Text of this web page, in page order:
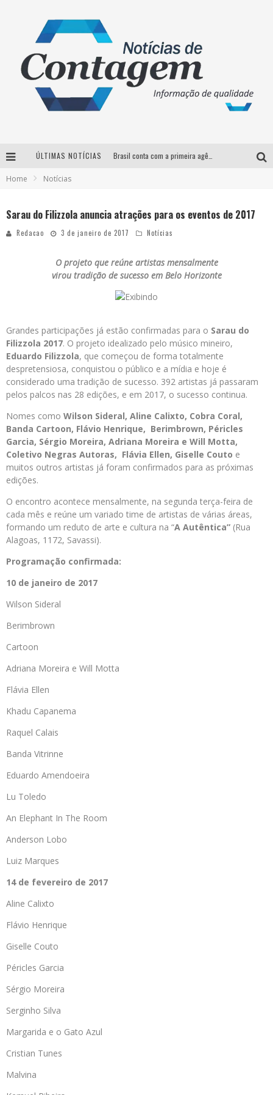
ÚLTIMAS NOTÍCIAS
Home Notícias
Sarau do Filizzola anuncia atrações para os eventos de 2017
Redacao 3 de janeiro de 2017 Notícias
O projeto que reúne artistas mensalmente
virou tradição de sucesso em Belo Horizonte
Grandes participações já estão confirmadas para o Sarau do
Filizzola 2017. O projeto idealizado pelo músico mineiro,
Eduardo Filizzola, que começou de forma totalmente
despretensiosa, conquistou o público e a mídia e hoje é
considerado uma tradição de sucesso. 392 artistas já passaram
pelos palcos nas 28 edições, e em 2017, o sucesso continua.
Nomes como Wilson Sideral, Aline Calixto, Cobra Coral,
Banda Cartoon, Flávio Henrique, Berimbrown, Péricles
Garcia, Sérgio Moreira, Adriana Moreira e Will Motta,
Coletivo Negras Autoras, Flávia Ellen, Giselle Couto e
muitos outros artistas já foram confirmados para as próximas
edições.
O encontro acontece mensalmente, na segunda terça-feira de
cada mês e reúne um variado time de artistas de várias áreas,
formando um reduto de arte e cultura na “A Autêntica” (Rua
Alagoas, 1172, Savassi).
Programação confirmada:
10 de janeiro de 2017
Wilson Sideral
Berimbrown
Cartoon
Adriana Moreira e Will Motta
Flávia Ellen
Khadu Capanema
Raquel Calais
Banda Vitrinne
Eduardo Amendoeira
Lu Toledo
An Elephant In The Room
Anderson Lobo
Luiz Marques
14 de fevereiro de 2017
Aline Calixto
Flávio Henrique
Giselle Couto
Péricles Garcia
Sérgio Moreira
Serginho Silva
Margarida e o Gato Azul
Cristian Tunes
Malvina